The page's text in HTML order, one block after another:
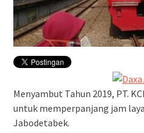
Menyambut Tahun 2019, PT.
untuk memperpanjang jam
Jabodetabek.